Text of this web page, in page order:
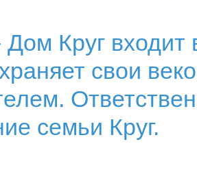
Круг входит
свои
семьи Круг.